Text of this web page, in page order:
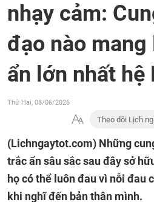
nhạy cảm:
đạo nào
ẩn lớn nhất hệ
Thứ Hai, 08/06/2026
Theo dõi Lịch
(Lichngaytot.com) Những
trắc ẩn sâu sắc sau đây sở
họ có thể luôn đau vì nỗi đau
khi nghĩ đến bản thân mình.